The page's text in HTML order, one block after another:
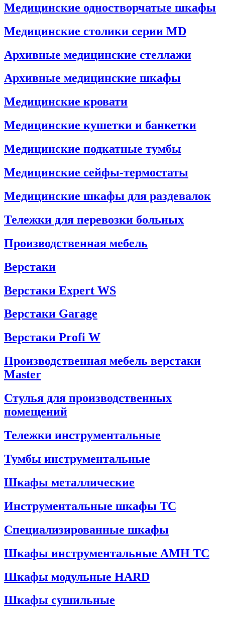
Медицинские одностворчатые шкафы
Медицинские столики серии MD
Архивные медицинские стеллажи
Архивные медицинские шкафы
Медицинские кровати
Медицинские кушетки и банкетки
Медицинские подкатные тумбы
Медицинские сейфы-термостаты
Медицинские шкафы для раздевалок
Тележки для перевозки больных
Производственная мебель
Верстаки
Верстаки Expert WS
Верстаки Garage
Верстаки Profi W
Производственная мебель верстаки
Master
Стулья для производственных
помещений
Тележки инструментальные
Тумбы инструментальные
Шкафы металлические
Инструментальные шкафы ТС
Специализированные шкафы
Шкафы инструментальные АМН ТС
Шкафы модульные HARD
Шкафы сушильные